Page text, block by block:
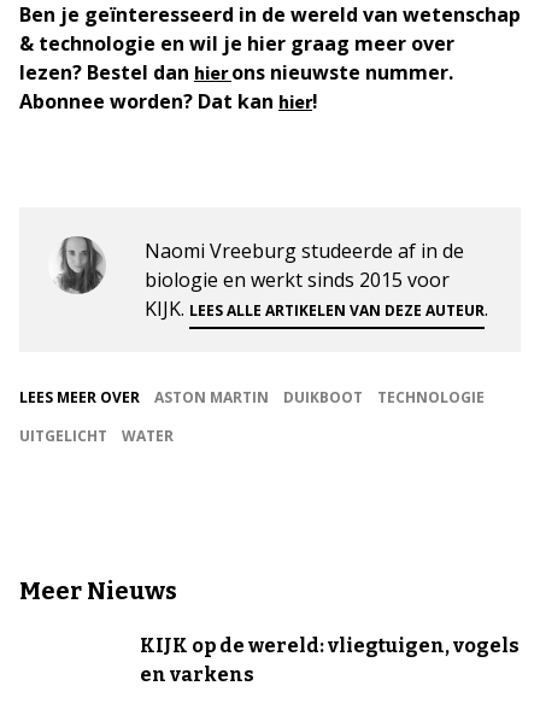
Ben je geïnteresseerd in de wereld van wetenschap
& technologie en wil je hier graag meer over
lezen? Bestel dan hierons nieuwste nummer.
Abonnee worden? Dat kan hier!
Naomi Vreeburg studeerde af in de
biologie en werkt sinds 2015 voor
KIJK. LEES ALLE ARTIKELEN VAN DEZE AUTEUR.
LEES MEER OVER ASTON MARTIN DUIKBOOT
TECHNOLOGIE
UITGELICHT
WATER
Meer Nieuws
KIJK op de wereld: vliegtuigen, vogels
en varkens